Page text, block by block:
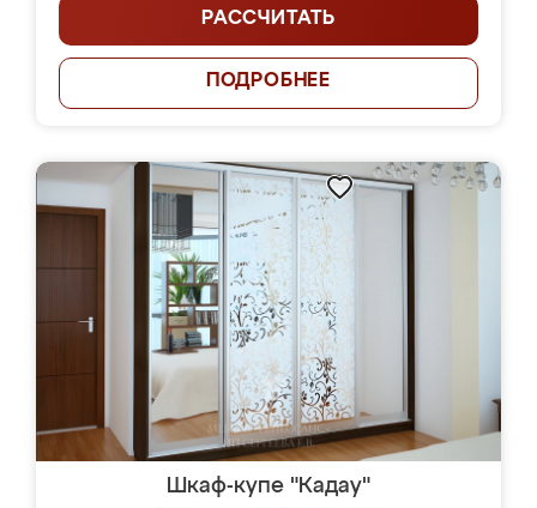
РАССЧИТАТЬ
ПОДРОБНЕЕ
Шкаф-купе "Кадау"